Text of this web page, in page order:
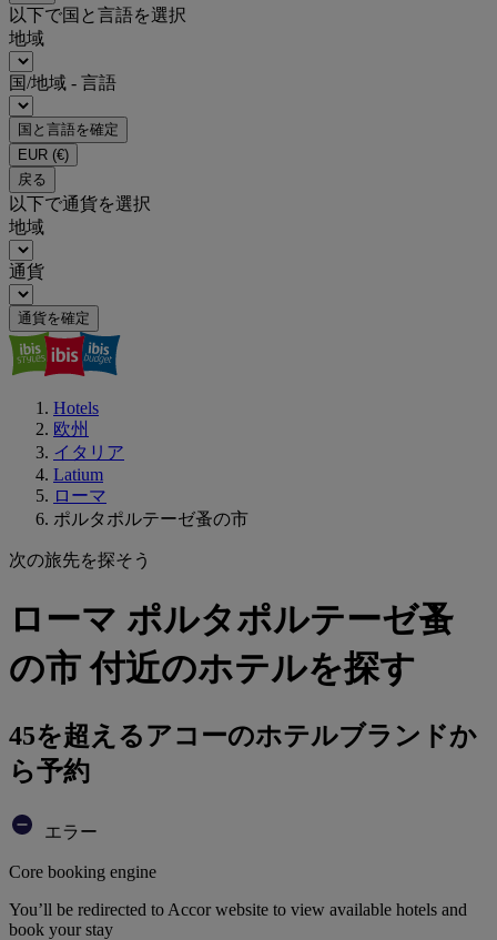
以下で国と言語を選択
地域
国/地域 - 言語
国と言語を確定
EUR (€)
戻る
以下で通貨を選択
地域
通貨
通貨を確定
Hotels
欧州
イタリア
Latium
ローマ
ポルタポルテーゼ蚤の市
次の旅先を探そう
ローマ ポルタポルテーゼ蚤
の市 付近のホテルを探す
45を超えるアコーのホテルブランドか
ら予約
エラー
Core booking engine
You’ll be redirected to Accor website to view available hotels and
book your stay